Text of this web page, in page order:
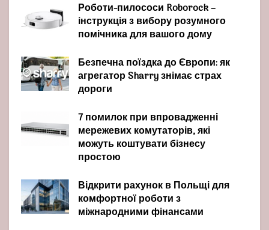
Роботи-пилососи Roborock –
інструкція з вибору розумного
помічника для вашого дому
Безпечна поїздка до Європи: як
агрегатор Sharry знімає страх
дороги
7 помилок при впровадженні
мережевих комутаторів, які
можуть коштувати бізнесу
простою
Відкрити рахунок в Польщі для
комфортної роботи з
міжнародними фінансами